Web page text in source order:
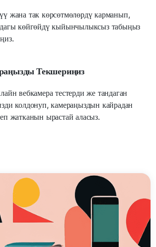
жана так көрсөтмөлөрдү карманып,
көйгөйдү кыйынчылыксыз табыңыз
Текшериңиз
вебкамера тестерди же тандаган
колдонуп, камераңыздын кайрадан
жатканын ырастай аласыз.